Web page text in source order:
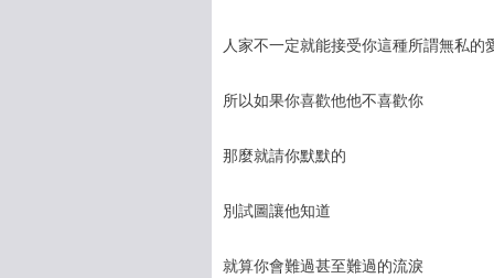
人家不一定就能接受你這種所謂無私的
所以如果你喜歡他他不喜歡你
那麼就請你默默的
別試圖讓他知道
就算你會難過甚至難過的流淚